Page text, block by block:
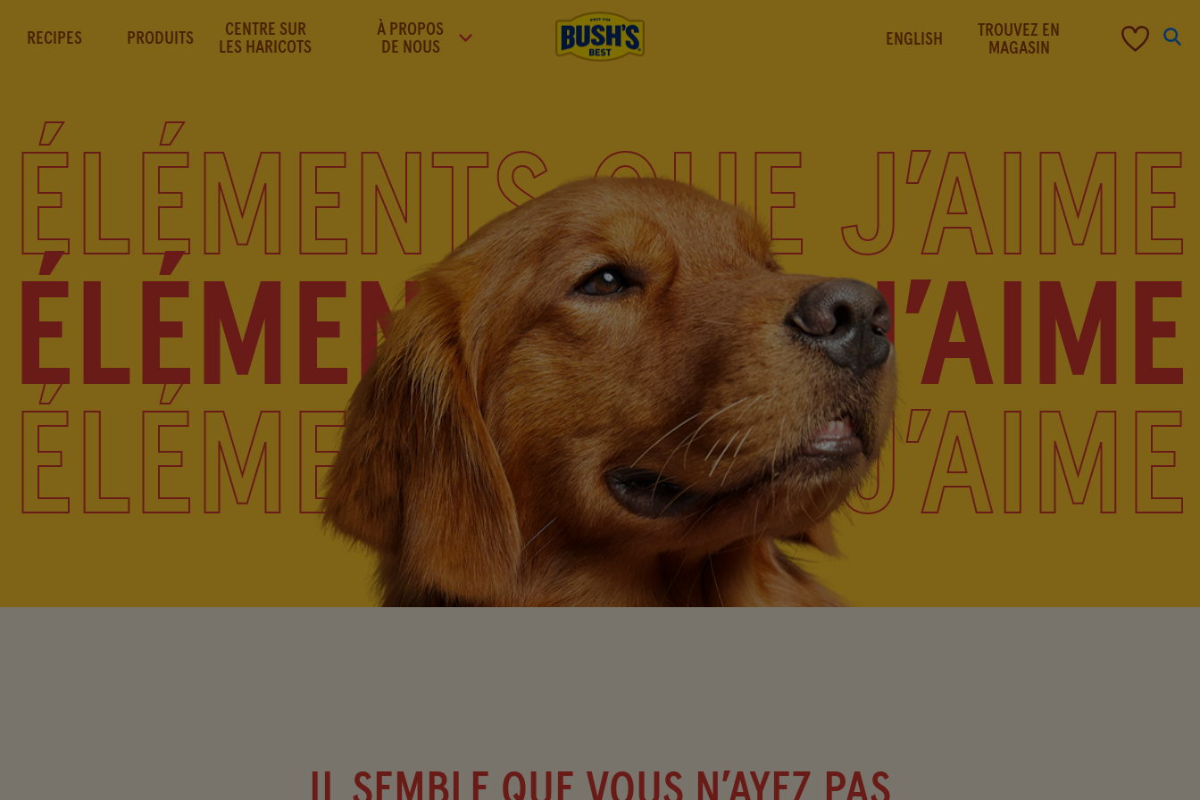
RECIPES PRODUITS
CENTRE SUR
LES HARICOTS
À PROPOS
DE NOUS
ENGLISH
TROUVEZ EN
MAGASIN
THAT BEAUTIFUL BEAN CO.
ÉLÉMENTS QUE J’AIME
ÉLÉMENTS QUE J’AIME
ÉLÉMENTS QUE J’AIME